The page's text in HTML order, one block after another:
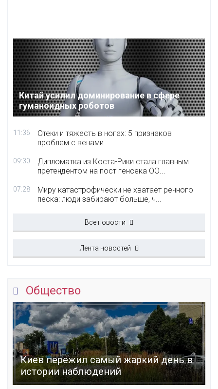
Китай усилил доминирование в сфере
гуманоидных роботов
11:36
Отеки и тяжесть в ногах: 5 признаков
проблем с венами
09:30
Дипломатка из Коста-Рики стала главным
претендентом на пост генсека ОО...
07:28
Миру катастрофически не хватает речного
песка: люди забирают больше, ч...
Все новости
Лента новостей
Общество
Киев пережил самый жаркий день в
истории наблюдений